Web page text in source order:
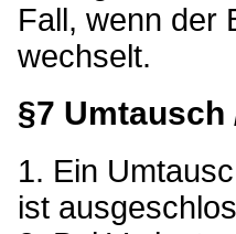
Fall, wenn der
wechselt.
§7 Umtausch
1. Ein
ist